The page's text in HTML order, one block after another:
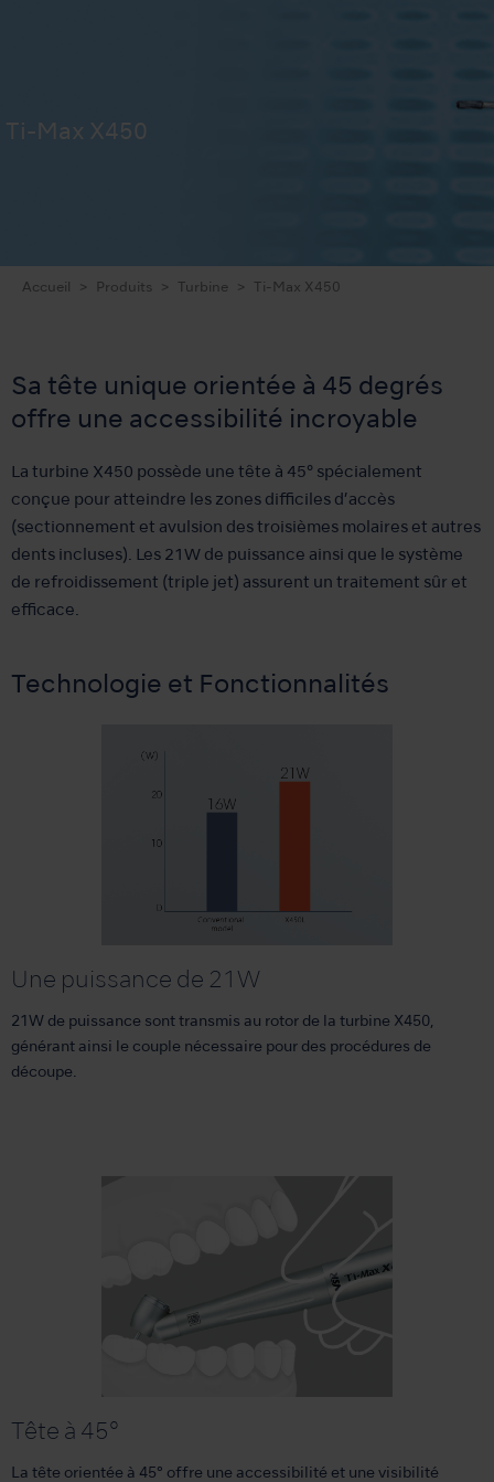
Ti-Max X450
Accueil Produits Turbine Ti-Max X450
Sa tête unique orientée à 45 degrés
offre une accessibilité incroyable
La turbine X450 possède une tête à 45° spécialement
conçue pour atteindre les zones difficiles d’accès
(sectionnement et avulsion des troisièmes molaires et autres
dents incluses). Les 21W de puissance ainsi que le système
de refroidissement (triple jet) assurent un traitement sûr et
efficace.
Technologie et Fonctionnalités
Une puissance de 21W
21W de puissance sont transmis au rotor de la turbine X450,
générant ainsi le couple nécessaire pour des procédures de
découpe.
Tête à 45°
La tête orientée à 45° offre une accessibilité et une visibilité